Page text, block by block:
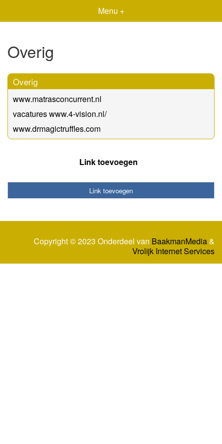
Menu +
Overig
Overig
www.matrasconcurrent.nl
vacatures www.4-vision.nl/
www.drmagictruffles.com
Link toevoegen
Link toevoegen
Copyright © 2023 Onderdeel van BaakmanMedia&
Vrolijk Internet Services